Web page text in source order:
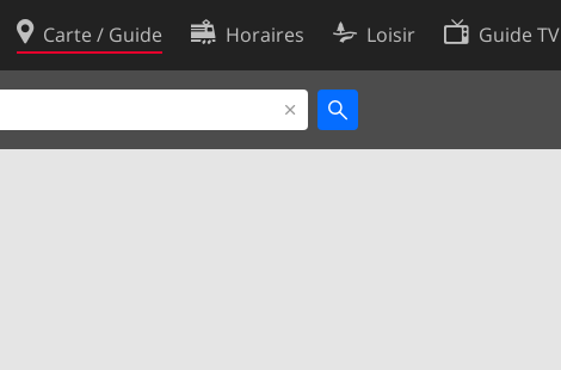
Carte / Guide Horaires Loisir Guide TV
Politique en matière de cookies
Préférences de cookies